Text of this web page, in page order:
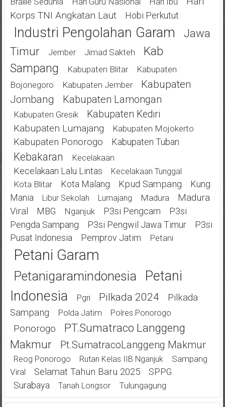
Korps TNI Angkatan Laut
Hobi Perkutut
Industri Pengolahan Garam
Jawa
Timur
Jember Jimad Sakteh
Kab
Sampang
Kabupaten Blitar
Kabupaten
Bojonegoro
Kabupaten Jember
Kabupaten
Jombang
Kabupaten Lamongan
Kabupaten Gresik
Kabupaten Kediri
Kabupaten Lumajang
Kabupaten Mojokerto
Kabupaten Ponorogo Kabupaten Tuban
Kebakaran Kecelakaan
Kecelakaan Lalu Lintas Kecelakaan Tunggal
Kota Blitar Kota Malang Kpud Sampang
Kung
Mania
Libur Sekolah Lumajang Madura
Madura
Viral
MBG Nganjuk P3si Pengcam
P3si
Pengda Sampang
P3si Pengwil Jawa Timur
P3si
Pusat Indonesia
Pemprov Jatim Petani
Petani Garam
Petanigaramindonesia
Petani
Indonesia
Pgri Pilkada 2024
Pilkada
Sampang
Polda Jatim Polres Ponorogo
Ponorogo
PT.Sumatraco Langgeng
Makmur
Pt.SumatracoLanggeng Makmur
Reog Ponorogo Rutan Kelas IIB Nganjuk
Sampang
Viral
Selamat Tahun Baru 2025
SPPG
Surabaya
Tanah Longsor Tulungagung